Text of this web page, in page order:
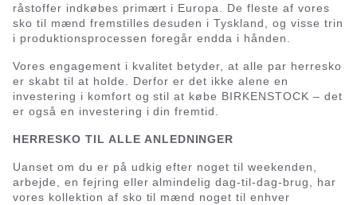
råstoffer indkøbes primært i Europa. De fleste af vores
sko til mænd fremstilles desuden i Tyskland, og visse trin
i produktionsprocessen foregår endda i hånden.
Vores engagement i kvalitet betyder, at alle par herresko
er skabt til at holde. Derfor er det ikke alene en
investering i komfort og stil at købe BIRKENSTOCK – det
er også en investering i din fremtid.
HERRESKO TIL ALLE ANLEDNINGER
Uanset om du er på udkig efter noget til weekenden,
arbejde, en fejring eller almindelig dag-til-dag-brug, har
vores kollektion af sko til mænd noget til enhver